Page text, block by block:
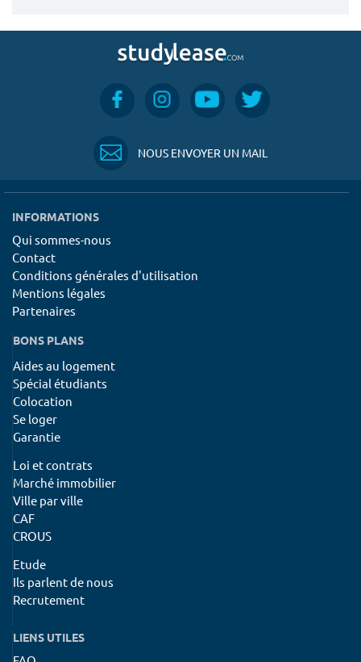
NOUS ENVOYER UN MAIL
INFORMATIONS
Qui sommes-nous
Contact
Conditions générales d'utilisation
Mentions légales
Partenaires
BONS PLANS
Aides au logement
Spécial étudiants
Colocation
Se loger
Garantie
Loi et contrats
Marché immobilier
Ville par ville
CAF
CROUS
Etude
Ils parlent de nous
Recrutement
LIENS UTILES